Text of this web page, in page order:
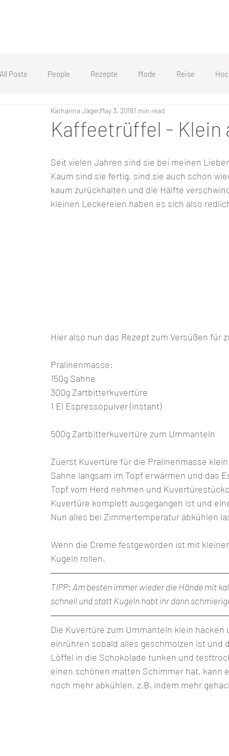
All Posts People Rezepte Mode Reise
Kaffeetrüffel - Klein
Katharina JägerMay 3, 20181 min read
Seit vielen Jahren sind sie bei meinen
Kaum sind sie fertig, sind sie auch schon
kaum zurückhalten und die Hälfte
kleinen Leckereien haben es sich also
Hier also nun das Rezept zum Versüßen für
Pralinenmasse:
150g Sahne
300g Zartbitterkuvertüre
1 El Espressopulver (instant)
500g Zartbitterkuvertüre zum Ummanteln
Zuerst Kuvertüre für die Pralinenmasse
Sahne langsam im Topf erwärmen und das
Topf vom Herd nehmen und
Kuvertüre komplett ausgegangen ist und
Nun alles bei Zimmertemperatur abkühlen
Wenn die Creme festgeworden ist mit
Kugeln rollen.
TIPP: Am besten immer wieder die Hände mit
schnell und statt Kugeln habt ihr dann
Die Kuvertüre zum Ummanteln klein
einrühren sobald alles geschmolzen ist
Löffel in die Schokolade tunken und
einen schönen matten Schimmer hat,
noch mehr abkühlen, z.B. indem mehr